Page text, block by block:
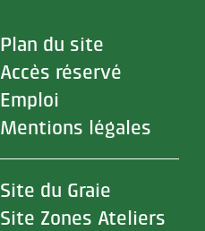
Plan du site
Accès réservé
Emploi
Mentions légales
Site du Graie
Site Zones Ateliers